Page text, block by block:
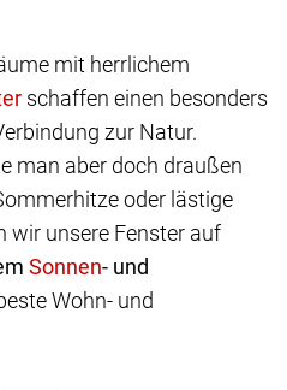
mit herrlichem
schaffen einen besonders
zur Natur.
man aber doch draußen
oder lästige
wir unsere Fenster auf
- und
Wohn- und